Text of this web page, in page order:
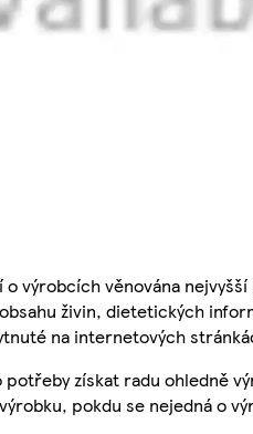
výrobcích věnována
živin, dietetických
na internetových
získat radu ohledně
pokdu se nejedná o